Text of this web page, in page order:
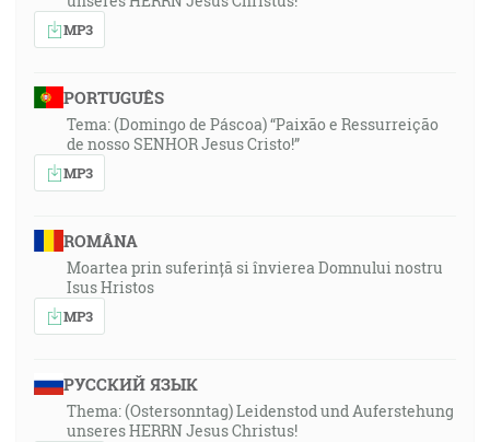
MP3
PORTUGUÊS
Tema: (Domingo de Páscoa) “Paixão e Ressurreição
de nosso SENHOR Jesus Cristo!”
MP3
ROMÂNA
Moartea prin suferință si învierea Domnului nostru
Isus Hristos
MP3
РУССКИЙ ЯЗЫК
Thema: (Ostersonntag) Leidenstod und Auferstehung
unseres HERRN Jesus Christus!